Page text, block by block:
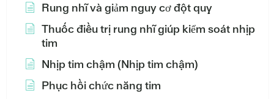
Rung nhĩ và giảm nguy cơ đột quỵ
Thuốc điều trị rung nhĩ giúp kiểm soát nhịp
tim
Nhịp tim chậm (Nhịp tim chậm)
Phục hồi chức năng tim